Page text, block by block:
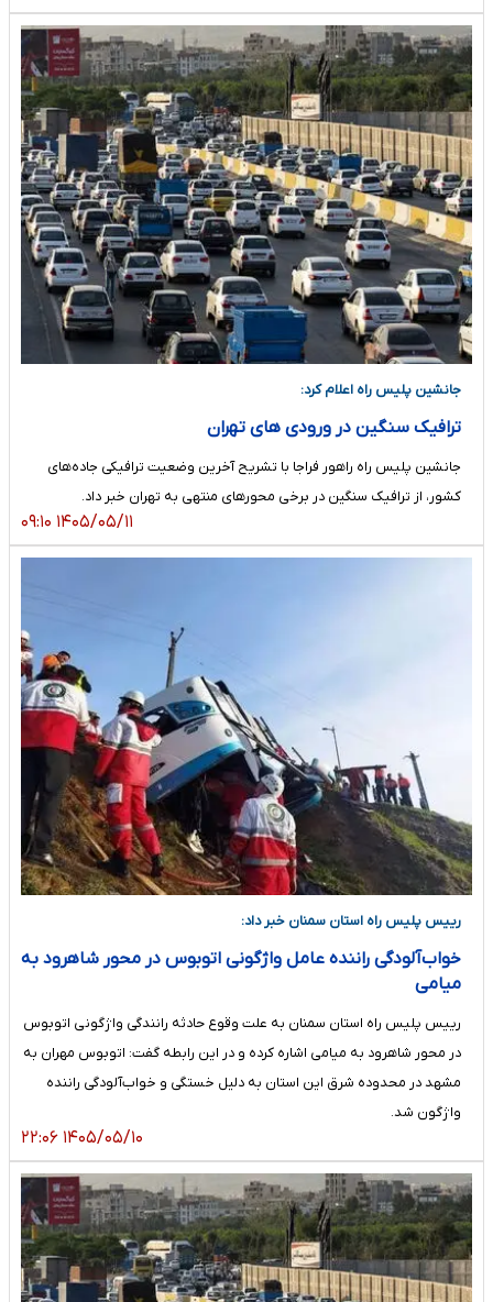
جانشین پلیس راه اعلام کرد:
ترافیک سنگین در ورودی های تهران
جانشین پلیس راه راهور فراجا با تشریح آخرین وضعیت ترافیکی جاده‌های
کشور، از ترافیک سنگین در برخی محورهای منتهی به تهران خبر داد.
۱۴۰۵/۰۵/۱۱ ۰۹:۱۰
رییس پلیس راه استان سمنان خبر داد:
خواب‌آلودگی راننده عامل واژگونی اتوبوس در محور شاهرود به
میامی
رییس پلیس راه استان سمنان به علت وقوع حادثه رانندگی واژگونی اتوبوس
در محور شاهرود به میامی اشاره کرده و در این رابطه گفت: اتوبوس مهران به
مشهد در محدوده شرق این استان به دلیل خستگی و خواب‌آلودگی راننده
واژگون شد.
۱۴۰۵/۰۵/۱۰ ۲۲:۰۶